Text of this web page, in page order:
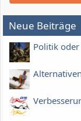
Neue Beiträge
Politik